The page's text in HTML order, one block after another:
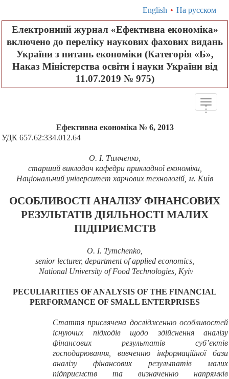
English • На русском
Електронний журнал «Ефективна економіка»
включено до переліку наукових фахових видань
України з питань економіки (Категорія «Б»,
Наказ Міністерства освіти і науки України від
11.07.2019 № 975)
Toggle
...
Ефективна економіка № 6, 2013
УДК 657.62:334.012.64
О. І. Тимченко,
старший викладач кафедри прикладної економіки,
Національний університет харчових технологій, м. Київ
ОСОБЛИВОСТІ АНАЛІЗУ ФІНАНСОВИХ
РЕЗУЛЬТАТІВ ДІЯЛЬНОСТІ МАЛИХ
ПІДПРИЄМСТВ
O. I. Tymchenko,
senior lecturer, department of applied economics,
National Universityof Food Technologies, Kyiv
PECULIARITIES OF ANALYSIS OF THE FINANCIAL
PERFORMANCE OF SMALL ENTERPRISES
Стаття присвячена дослідженню особливостей
існуючих підходів щодо здійснення аналізу
фінансових результатів суб’єктів
господарювання, вивченню інформаційної бази
аналізу фінансових результатів малих
підприємств та визначенню напрямків